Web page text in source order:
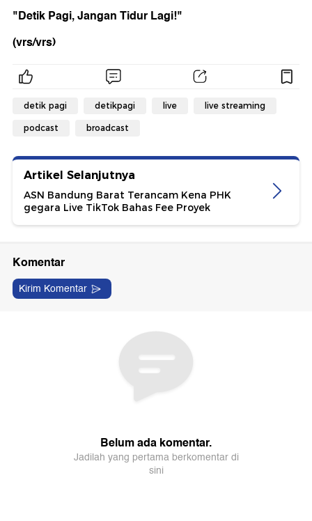
"Detik Pagi, Jangan Tidur Lagi!"
(vrs/vrs)
detik pagi detikpagi live live streaming
podcast broadcast
Artikel Selanjutnya
ASN Bandung Barat Terancam Kena PHK
gegara Live TikTok Bahas Fee Proyek